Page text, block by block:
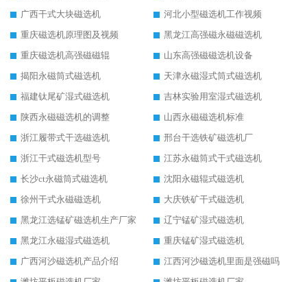
广西干式大块磁选机
河北小型磁选机工作视频
重庆磁选机原理图及视频
黑龙江高强磁永磁磁选机
重庆磁选机高强磁磁辊
山东高强磁磁选机设备
揭阳永磁筒式磁选机
天津永磁湿式筒式磁选机
福建钛尾矿湿式磁选机
吉林实验用室湿式磁选机
陕西永磁磁选机的调整
山西永磁磁选机标准
浙江履带式干选磁选机
邢台干选铁矿磁选机厂
浙江干式磁选机型号
江苏永磁筒式干式磁选机
长沙ct永磁筒式磁选机
沈阳永磁辊式磁选机
徐州干式永磁磁选机
大庆铁矿干式磁选机
黑龙江选锰矿磁选机生产厂家
辽宁锰矿湿式磁选机
黑龙江永磁湿式磁选机
重庆锰矿湿式磁选机
广西河沙磁选机产品介绍
江西河沙磁选机里面是强磁吗